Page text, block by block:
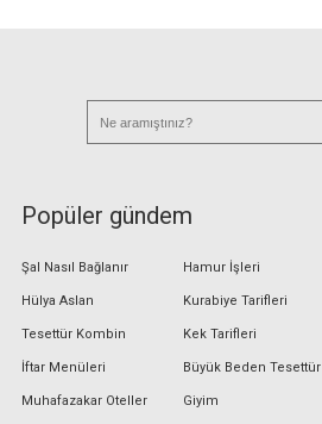
Popüler gündem
Şal Nasıl Bağlanır
Hülya Aslan
Tesettür Kombin
İftar Menüleri
Muhafazakar Oteller
Hamur İşleri
Kurabiye Tarifleri
Kek Tarifleri
Büyük Beden Tesettür
Giyim